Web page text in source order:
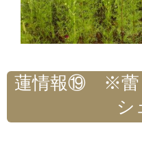
蓮情報⑲ ※蕾
シ